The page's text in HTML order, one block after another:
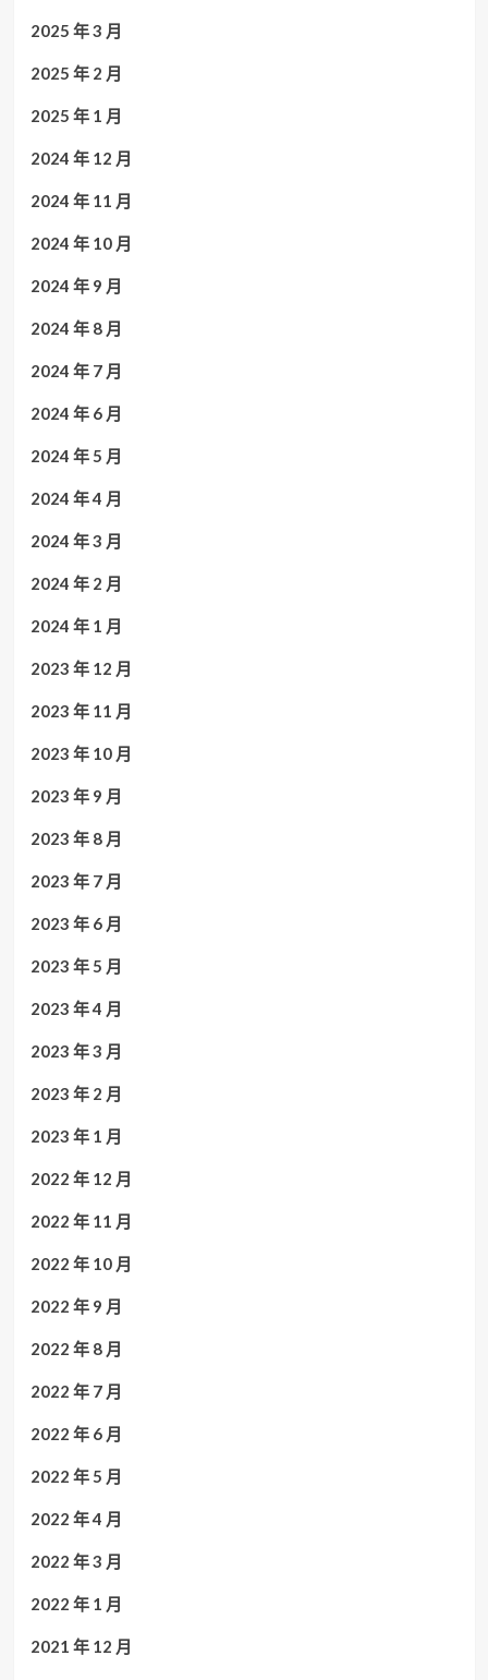
2025 年 3 月
2025 年 2 月
2025 年 1 月
2024 年 12 月
2024 年 11 月
2024 年 10 月
2024 年 9 月
2024 年 8 月
2024 年 7 月
2024 年 6 月
2024 年 5 月
2024 年 4 月
2024 年 3 月
2024 年 2 月
2024 年 1 月
2023 年 12 月
2023 年 11 月
2023 年 10 月
2023 年 9 月
2023 年 8 月
2023 年 7 月
2023 年 6 月
2023 年 5 月
2023 年 4 月
2023 年 3 月
2023 年 2 月
2023 年 1 月
2022 年 12 月
2022 年 11 月
2022 年 10 月
2022 年 9 月
2022 年 8 月
2022 年 7 月
2022 年 6 月
2022 年 5 月
2022 年 4 月
2022 年 3 月
2022 年 1 月
2021 年 12 月